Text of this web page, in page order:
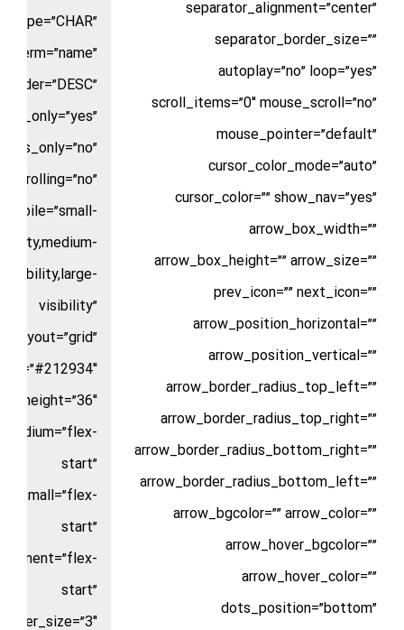
separator_alignment=”center”
separator_border_size=””
autoplay=”no” loop=”yes”
scroll_items=”0″ mouse_scroll=”no”
mouse_pointer=”default”
cursor_color_mode=”auto”
cursor_color=”” show_nav=”yes”
arrow_box_width=””
arrow_box_height=”” arrow_size=””
prev_icon=”” next_icon=””
arrow_position_horizontal=””
arrow_position_vertical=””
arrow_border_radius_top_left=””
arrow_border_radius_top_right=””
arrow_border_radius_bottom_right=””
arrow_border_radius_bottom_left=””
arrow_bgcolor=”” arrow_color=””
arrow_hover_bgcolor=””
arrow_hover_color=””
dots_position=”bottom”
order=”DESC”
scrolling=”no”
visibility,large-
visibility”
layout=”grid”
start”
start”
start”